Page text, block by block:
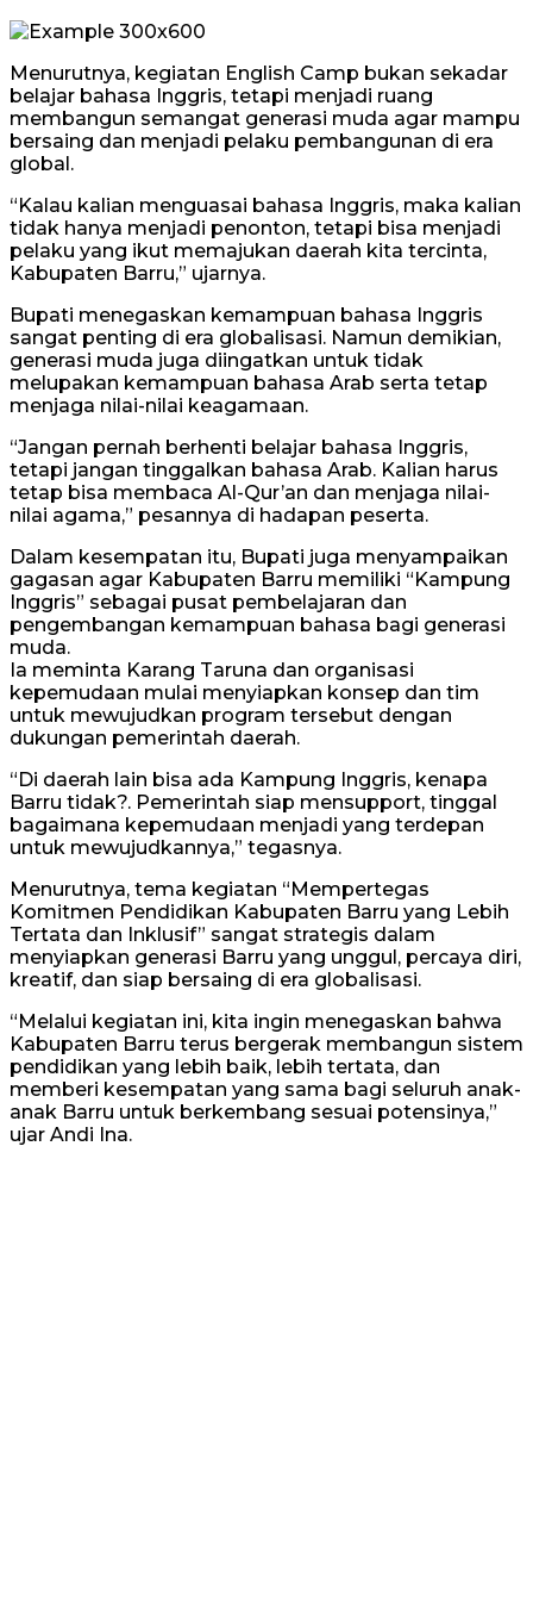
Menurutnya, kegiatan English Camp bukan sekadar
belajar bahasa Inggris, tetapi menjadi ruang
membangun semangat generasi muda agar mampu
bersaing dan menjadi pelaku pembangunan di era
global.
“Kalau kalian menguasai bahasa Inggris, maka kalian
tidak hanya menjadi penonton, tetapi bisa menjadi
pelaku yang ikut memajukan daerah kita tercinta,
Kabupaten Barru,” ujarnya.
Bupati menegaskan kemampuan bahasa Inggris
sangat penting di era globalisasi. Namun demikian,
generasi muda juga diingatkan untuk tidak
melupakan kemampuan bahasa Arab serta tetap
menjaga nilai-nilai keagamaan.
“Jangan pernah berhenti belajar bahasa Inggris,
tetapi jangan tinggalkan bahasa Arab. Kalian harus
tetap bisa membaca Al-Qur’an dan menjaga nilai-
nilai agama,” pesannya di hadapan peserta.
Dalam kesempatan itu, Bupati juga menyampaikan
gagasan agar Kabupaten Barru memiliki “Kampung
Inggris” sebagai pusat pembelajaran dan
pengembangan kemampuan bahasa bagi generasi
muda.
Ia meminta Karang Taruna dan organisasi
kepemudaan mulai menyiapkan konsep dan tim
untuk mewujudkan program tersebut dengan
dukungan pemerintah daerah.
“Di daerah lain bisa ada Kampung Inggris, kenapa
Barru tidak?. Pemerintah siap mensupport, tinggal
bagaimana kepemudaan menjadi yang terdepan
untuk mewujudkannya,” tegasnya.
Menurutnya, tema kegiatan “Mempertegas
Komitmen Pendidikan Kabupaten Barru yang Lebih
Tertata dan Inklusif” sangat strategis dalam
menyiapkan generasi Barru yang unggul, percaya diri,
kreatif, dan siap bersaing di era globalisasi.
“Melalui kegiatan ini, kita ingin menegaskan bahwa
Kabupaten Barru terus bergerak membangun sistem
pendidikan yang lebih baik, lebih tertata, dan
memberi kesempatan yang sama bagi seluruh anak-
anak Barru untuk berkembang sesuai potensinya,”
ujar Andi Ina.